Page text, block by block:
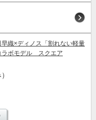
織×ディノス「割れない軽量
ラボモデル スクエア